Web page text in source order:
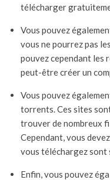
télécharger
Vous pouvez
vous ne pourrez pas
pouvez cependant les
peut-être créer un
Vous pouvez
torrents. Ces sites
trouver de nombreux
Cependant, vous
vous téléchargez sont
Enfin, vous pouvez